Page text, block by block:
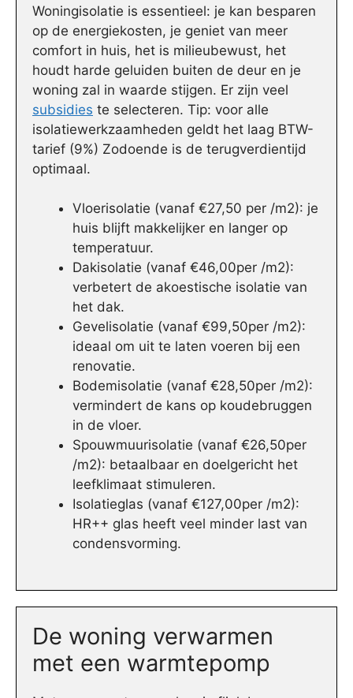
Woningisolatie is essentieel: je kan besparen
op de energiekosten, je geniet van meer
comfort in huis, het is milieubewust, het
houdt harde geluiden buiten de deur en je
woning zal in waarde stijgen. Er zijn veel
subsidies te selecteren. Tip: voor alle
isolatiewerkzaamheden geldt het laag BTW-
tarief (9%) Zodoende is de terugverdientijd
optimaal.
Vloerisolatie (vanaf €27,50 per /m2): je
huis blijft makkelijker en langer op
temperatuur.
Dakisolatie (vanaf €46,00per /m2):
verbetert de akoestische isolatie van
het dak.
Gevelisolatie (vanaf €99,50per /m2):
ideaal om uit te laten voeren bij een
renovatie.
Bodemisolatie (vanaf €28,50per /m2):
vermindert de kans op koudebruggen
in de vloer.
Spouwmuurisolatie (vanaf €26,50per
/m2): betaalbaar en doelgericht het
leefklimaat stimuleren.
Isolatieglas (vanaf €127,00per /m2):
HR++ glas heeft veel minder last van
condensvorming.
De woning verwarmen
met een warmtepomp